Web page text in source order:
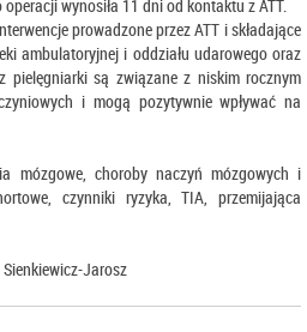
wynosiła 11 dni od kontaktu z ATT.
prowadzone przez ATT i składające
ambulatoryjnej i oddziału udarowego oraz
pielęgniarki są związane z niskim rocznym
i mogą pozytywnie wpływać na
mózgowe, choroby naczyń mózgowych i
czynniki ryzyka, TIA, przemijająca
Jarosz